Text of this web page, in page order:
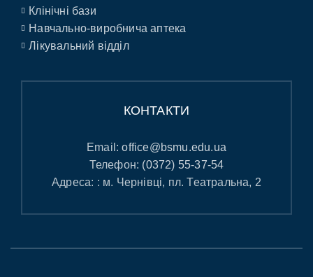
Клінічні бази
Навчально-виробнича аптека
Лікувальний відділ
КОНТАКТИ
Email:office@bsmu.edu.ua
Телефон: (0372) 55-37-54
Адреса: : м. Чернівці, пл. Театральна, 2